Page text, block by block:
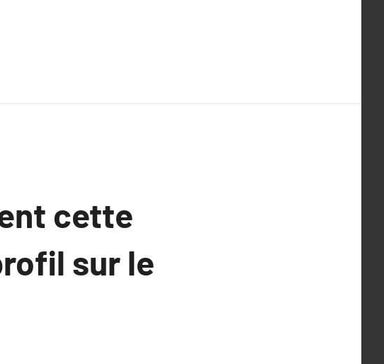
cette
sur le